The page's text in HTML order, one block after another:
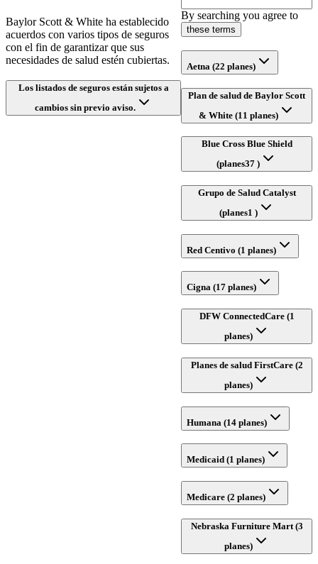
Baylor Scott & White ha establecido
acuerdos con varios tipos de seguros
con el fin de garantizar que sus
necesidades de salud estén cubiertas.
Los listados de seguros están sujetos a
cambios sin previo aviso.
By searching you agree to
these terms
Aetna (22 planes)
Plan de salud de Baylor Scott
& White (11 planes)
Blue Cross Blue Shield
(planes37 )
Grupo de Salud Catalyst
(planes1 )
Red Centivo (1 planes)
Cigna (17 planes)
DFW ConnectedCare (1
planes)
Planes de salud FirstCare (2
planes)
Humana (14 planes)
Medicaid (1 planes)
Medicare (2 planes)
Nebraska Furniture Mart (3
planes)